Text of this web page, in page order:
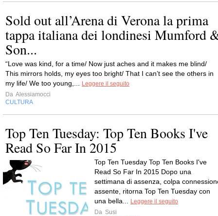
Sold out all’Arena di Verona la prima
tappa italiana dei londinesi Mumford
Son...
“Love was kind, for a time/ Now just aches and it makes me blind/
This mirrors holds, my eyes too bright/ That I can’t see the others in
my life/ We too young,...
Leggere il seguito
Da Alessiamocci
CULTURA
Top Ten Tuesday: Top Ten Books I've
Read So Far In 2015
Top Ten Tuesday Top Ten Books I've
Read So Far In 2015 Dopo una
settimana di assenza, colpa
assente, ritorna Top Ten Tuesday con
una bella...
Leggere il seguito
Da Susi